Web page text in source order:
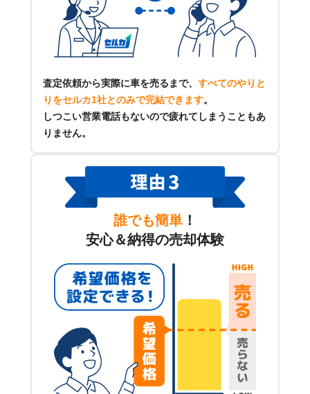
査定依頼から実際に車を売るまで、 すべてのやりと
りをセルカ1社とのみで完結できます。
しつこい営業電話もないので疲れてしまうこともあ
りません。
誰でも簡単 ！
安心＆納得の売却体験